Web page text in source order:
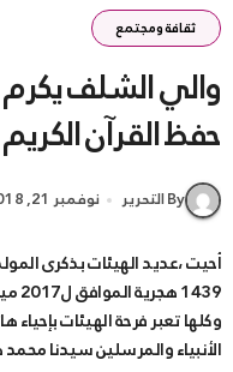
ثقافة ومجتمع
والي الشلف يكرم
حفظ القرآن
By التحرير نوفمبر 21, 2018
أحيت ،عديد الهيئات بذكرى المولد الرسول صلى الله عليه وسلم للسنة
وكلها تعبر فرحة الهيئات بإحياء
الأنبياء والمرسلين سيدنا